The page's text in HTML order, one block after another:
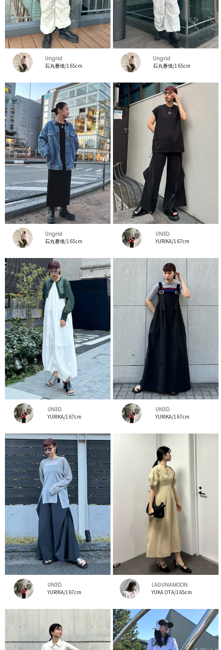
Ungrid
石丸春佳/165cm
Ungrid
石丸春佳/165cm
Ungrid
石丸春佳/165cm
UN3D.
YURIKA/167cm
UN3D.
YURIKA/167cm
UN3D.
YURIKA/167cm
UN3D.
YURIKA/167cm
LAGUNAMOON
YUKA OTA/165cm